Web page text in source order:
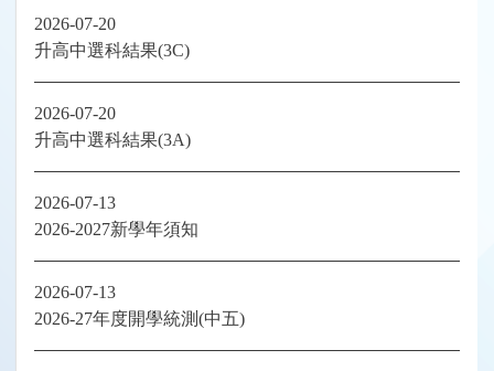
2026-07-20
升高中選科結果(3C)
2026-07-20
升高中選科結果(3A)
2026-07-13
2026-2027新學年須知
2026-07-13
2026-27年度開學統測(中五)